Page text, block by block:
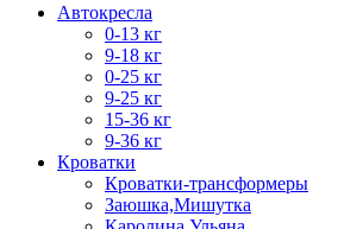
Автокресла
0-13 кг
9-18 кг
0-25 кг
9-25 кг
15-36 кг
9-36 кг
Кроватки
Кроватки-трансформеры
Заюшка,Мишутка